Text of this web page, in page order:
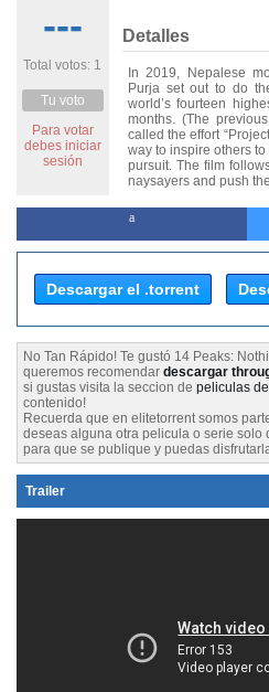
---
Total votos: 1
Tu voto
Para votar
debes iniciar
sesión
Detalles
In 2019, Nepalese
Purja set out to do
world’s fourteen
months. (The
called the effort
way to inspire others
pursuit. The film
naysayers and push
Descargar el .torrent
No Tan Rápido! Te gustó 14 Peaks:
queremos recomendar descargar
si gustas visita la seccion de peliculas
contenido!
Recuerda que en elitetorrent somos
deseas alguna otra pelicula o serie solo
para que se publique y puedas
Trailer